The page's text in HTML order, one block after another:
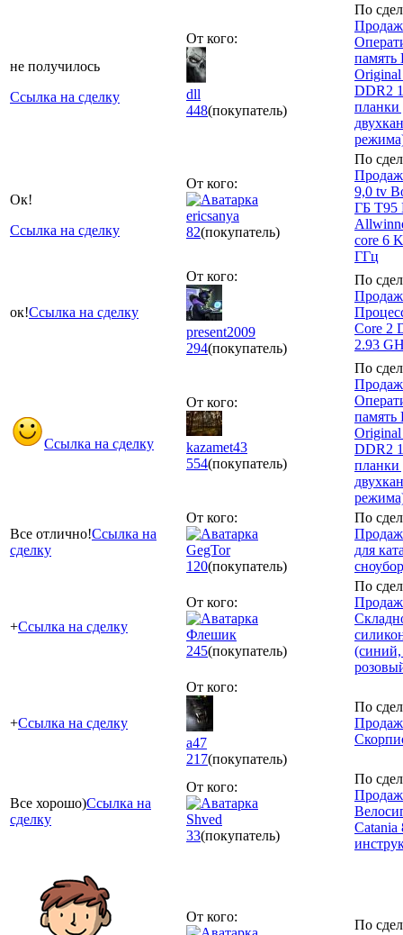
не получилось
Ссылка на сделку
От кого:
dll
448(покупатель)
По
память
DDR2
планки
Ок!
Ссылка на сделку
От кого:
ericsanya
82(покупатель)
По
9,0 tv
ГБ T95
core 6
ГГц
ок!Ссылка на сделку
От кого:
present2009
294(покупатель)
По
Core 2
2.93
Ссылка на сделку
От кого:
kazamet43
554(покупатель)
По
память
DDR2
планки
Все отлично!Ссылка на
сделку
От кого:
GegTor
120(покупатель)
По
для
+Ссылка на сделку
От кого:
Флешик
245(покупатель)
По
+Ссылка на сделку
От кого:
a47
217(покупатель)
По
Все хорошо)Ссылка на
сделку
От кого:
Shved
33(покупатель)
По
Catania
От кого:
По